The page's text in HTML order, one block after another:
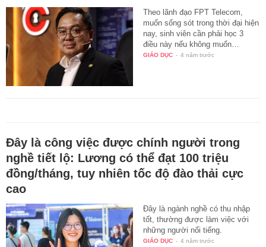
Theo lãnh đạo FPT Telecom,
muốn sống sót trong thời đại hiện
nay, sinh viên cần phải học 3
điều này nếu không muốn…
GIÁO DỤC - 4 năm trước
Đây là công việc được chính người trong
nghề tiết lộ: Lương có thể đạt 100 triệu
đồng/tháng, tuy nhiên tốc độ đào thải cực
cao
Đây là ngành nghề có thu nhập
tốt, thường được làm việc với
những người nổi tiếng.
GIÁO DỤC - 4 năm trước